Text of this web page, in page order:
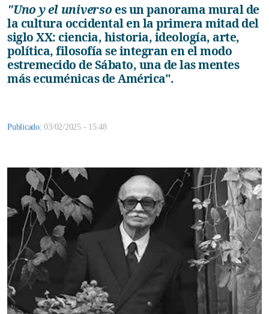
"Uno y el universo es un panorama mural de
la cultura occidental en la primera mitad del
siglo XX: ciencia, historia, ideología, arte,
política, filosofía se integran en el modo
estremecido de Sábato, una de las mentes
más ecuménicas de América".
Publicado:03/02/2025 - 15:48